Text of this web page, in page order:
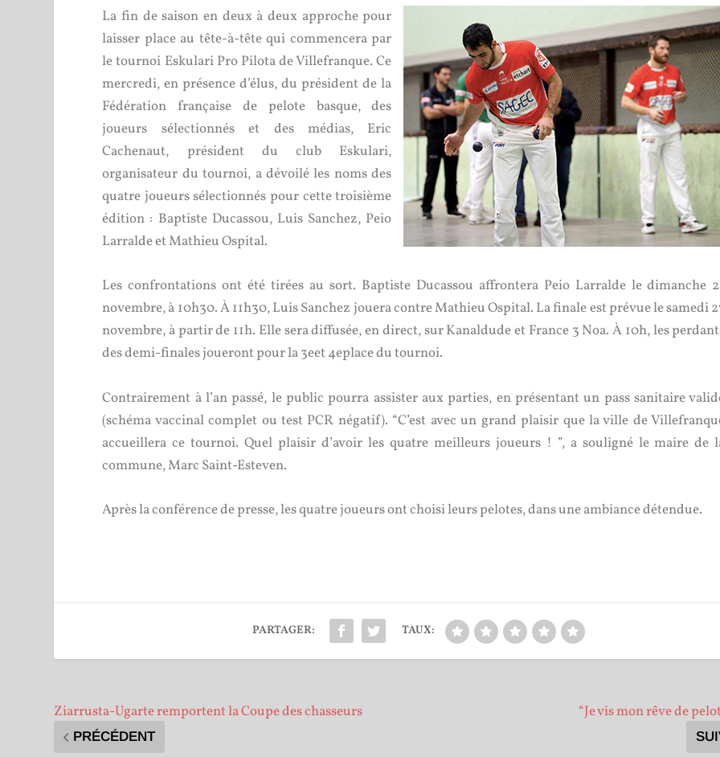
La fin de saison en deux à deux approche pour
laisser place au tête-à-tête qui commencera par
le tournoi Eskulari Pro Pilota de Villefranque. Ce
mercredi, en présence d’élus, du président de la
Fédération française de pelote basque, des
joueurs sélectionnés et des médias, Eric
Cachenaut, président du club Eskulari,
organisateur du tournoi, a dévoilé les noms des
quatre joueurs sélectionnés pour cette troisième
édition : Baptiste Ducassou, Luis Sanchez, Peio
Larralde et Mathieu Ospital.
Les confrontations ont été tirées au sort. Baptiste Ducassou affrontera Peio Larralde le dimanche
novembre, à 10h30. À 11h30, Luis Sanchez jouera contre Mathieu Ospital. La finale est prévue le samedi
novembre, à partir de 11h. Elle sera diffusée, en direct, sur Kanaldude et France 3 Noa. À 10h, les
des demi-finales joueront pour la 3eet 4eplace du tournoi.
Contrairement à l’an passé, le public pourra assister aux parties, en présentant un pass sanitaire
(schéma vaccinal complet ou test PCR négatif). “C’est avec un grand plaisir que la ville de
accueillera ce tournoi. Quel plaisir d’avoir les quatre meilleurs joueurs ! ”, a souligné le maire de
commune, Marc Saint-Esteven.
Après la conférence de presse, les quatre joueurs ont choisi leurs pelotes, dans une ambiance détendue.
PARTAGER: TAUX:
Ziarrusta-Ugarte remportent la Coupe des chasseurs
PRÉCÉDENT
“Je vis mon rêve de